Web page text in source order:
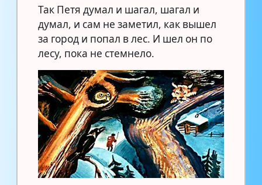
Так Петя думал и шагал, шагал и
думал, и сам не заметил, как вышел
за город и попал в лес. И шел он по
лесу, пока не стемнело.